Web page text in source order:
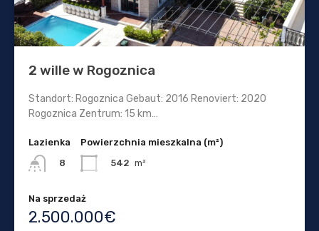
2 wille w Rogoznica
Standort: Rogoznica Gebaut: 2016 Renoviert: 2020
Rogoznica Zentrum: 15 km…
Lazienka
8
Powierzchnia mieszkalna (m²)
542 m²
Na sprzedaż
2.500.000€